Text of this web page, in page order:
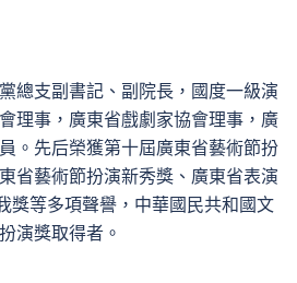
總支副書記、副院長，國度一級演
理事，廣東省戲劇家協會理事，廣
。先后榮獲第十屆廣東省藝術節扮
省藝術節扮演新秀獎、廣東省表演
獎等多項聲譽，中華國民共和國文
演獎取得者。